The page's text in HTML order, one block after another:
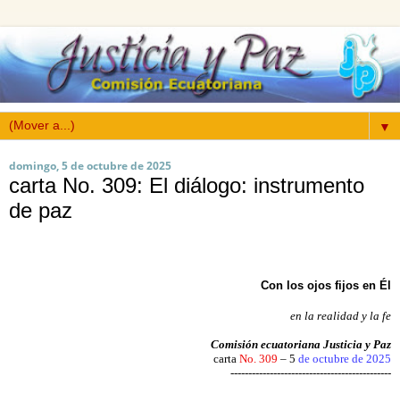
▼
domingo, 5 de octubre de 2025
carta No. 309: El diálogo: instrumento
de paz
Con los ojos fijos en Él
en la realidad y la fe
Comisión ecuatoriana Justicia y Paz
carta No. 309 – 5 de octubre de 2025
---------------------------------------------